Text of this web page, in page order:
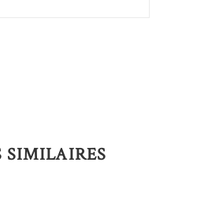
SIMILAIRES